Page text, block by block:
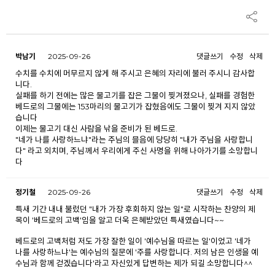
박남기 2025-09-26 댓글쓰기 수정 삭제
수치를 수치에 머무르지 않게 해 주시고 은혜의 자리에 불러 주시니 감사합
니다.
실패를 하기 전에는 많은 물고기를 잡은 그물이 찢겨졌으나, 실패를 경험한
베드로의 그물에는 153마리의 물고기가 잡혔음에도 그물이 찢겨 지지 않았
습니다
이제는 물고기 대신 사람을 낚을 준비가 된 베드로.
"네가 나를 사랑하느냐"라는 주님의 믈음에 당당히 "내가 주님을 사랑합니
다" 라고 외치며, 주님께서 우리에게 주신 사명을 위해 나아가기를 소망합니
다
정기철 2025-09-26 댓글쓰기 수정 삭제
특새 기간 내내 불렀던 "내가 가장 후회하지 않는 일"로 시작하는 찬양의 제
목이 '베드로의 고백'임을 알고 더욱 은혜받았던 특새였습니다~~
베드로의 고백처럼 저도 가장 잘한 일이 '예수님을 따르는 일'이었고 '네가
나를 사랑하느냐'는 예수님의 질문에 '주를 사랑합니다. 저의 남은 인생을 예
수님과 함께 걷겠습니다'라고 자신있게 답변하는 제가 되길 소망합니다^^